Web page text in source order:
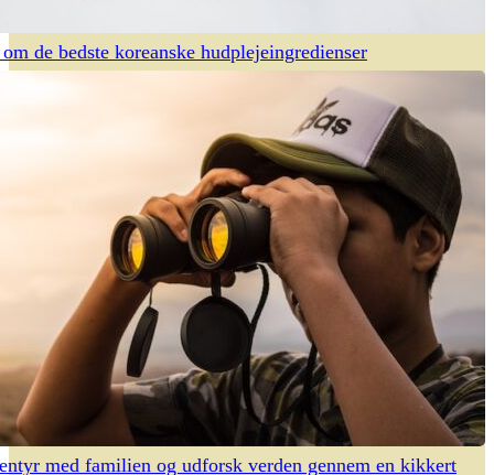
de bedste koreanske hudplejeingredienser
med familien og udforsk verden gennem en kikkert